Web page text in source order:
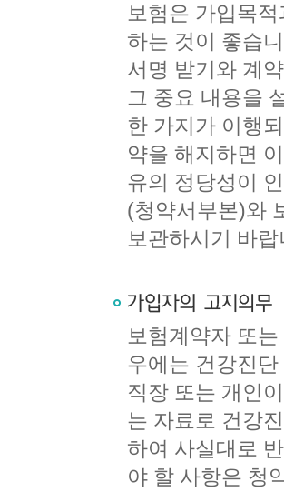
보험은 가입목
하는 것이 좋습
서명 받기와 계
그 중요 내용을
한 가지가 이행
약을 해지하면
유의 정당성이
(청약서부본)와
보관하시기 바
보험계약자 또
우에는 건강진
직장 또는 개인
는 자료로 건강
하여 사실대로
야 할 사항은 청